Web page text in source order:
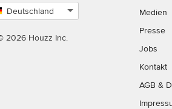
Deutschland
2026 Houzz Inc.
Medien
Presse
Jobs
Kontakt
AGB &